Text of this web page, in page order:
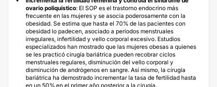
ovario poliquístico: El SOP es el trastorno endocrino más
frecuente en las mujeres y se asocia poderosamente con la
obesidad. Se estima que hasta el 70% de las pacientes con
obesidad lo padecen, asociado a períodos menstruales
irregulares, infertilidad y vello corporal excesivo. Estudios
especializados han mostrado que las mujeres obesas a quienes
se les practicó cirugía bariátrica pueden recobrar ciclos
menstruales regulares, disminución del vello corporal y
disminución de andrógenos en sangre. Así mismo, la cirugía
bariátrica ha demostrado incrementar la tasa de fertilidad hasta
en un 50% en el primer año posterior a la cirugía.